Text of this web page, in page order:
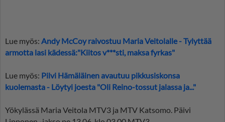
Lue myös: Andy McCoy raivostuu Maria Veitolalle - Tylyttää
armotta lasi kädessä:"Kiitos v***sti, maksa fyrkas"
Lue myös: Pilvi Hämäläinen avautuu pikkusiskonsa
kuolemasta - Löytyi joesta "Oli Reino-tossut jalassa ja..."
Yökylässä Maria Veitola MTV3 ja MTV Katsomo. Päivi